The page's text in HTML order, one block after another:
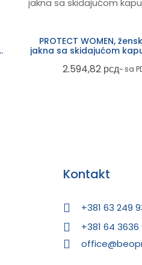
PROTECT WOMEN,
jakna sa skidajućom
2.594,82 рсд~ sa
Kontakt
+381 63 249
+381 64 3636